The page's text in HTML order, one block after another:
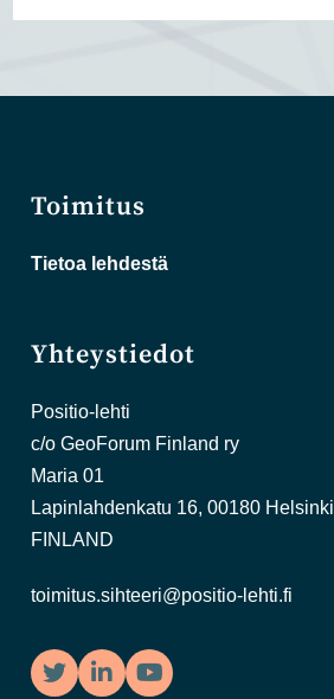
Toimitus
Tietoa lehdestä
Yhteystiedot
Positio-lehti
c/o GeoForum Finland ry
Maria 01
Lapinlahdenkatu 16, 00180 Helsinki
FINLAND
toimitus.sihteeri@positio-lehti.fi
TwitterLinkedInYouTube